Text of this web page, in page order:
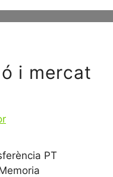
i mercat
PT